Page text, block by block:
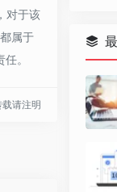
对于该
属于
。
请注明